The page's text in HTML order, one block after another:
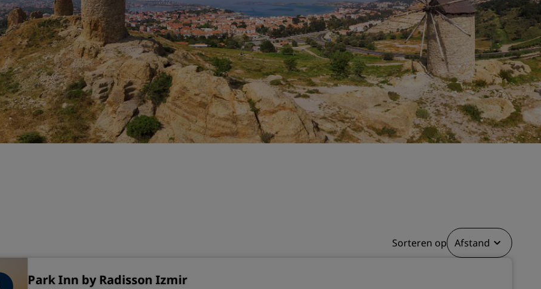
Nieuwe toekomstige hotels
Vergaderingen en
evenementen
Ontdek Radisson Meetings
Boek een vergaderruimte
Een offerte aanvragen
Evenementbestemmingen
Bekijk onze arrangementen
Reisideeën
Gezinsvriendelijke hotels
Rad Pets
Bruiloftslocaties
Duurzame verblijven
Sportteams verblijven
Ontdek Radisson Rewards
Sorteren op Afstand
Park Inn by Radisson Izmir